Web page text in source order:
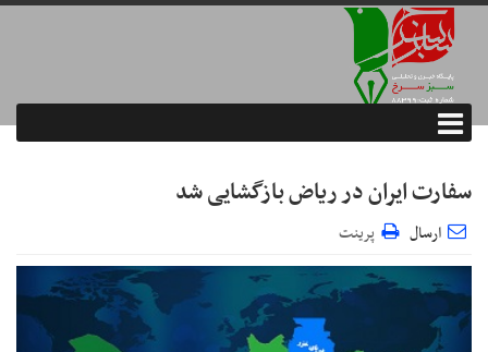
سفارت ایران در ریاض بازگشایی شد
ارسال پرینت